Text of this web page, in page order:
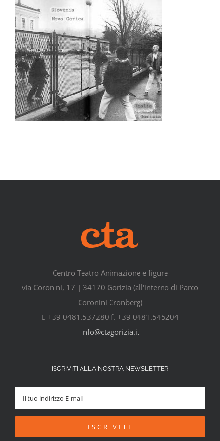
Centro Teatro Animazione e figure
via Coronini, 17 | 34170 Gorizia (all'interno di Parco
Coronini Cronberg)
t. +39 0481.537280 f. +39 0481.545204
info@ctagorizia.it
ISCRIVITI ALLA NOSTRA NEWSLETTER